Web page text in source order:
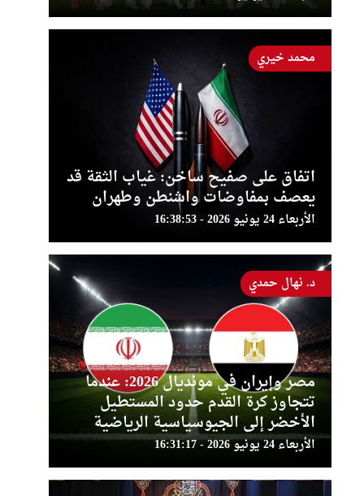
اتفاق على صفيح ساخن: غياب الثقة قد
يعصف بمفاوضات واشنطن وطهران
الأربعاء 24 يونيو 2026 - 16:38:53
محمد خيري
مصر وإيران في مونديال 2026: عندما
تتجاوز كرة القدم حدود المستطيل
الأخضر إلى الجيوسياسية الرياضية
الأربعاء 24 يونيو 2026 - 16:31:17
د. نهال حمدي